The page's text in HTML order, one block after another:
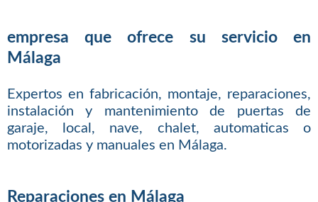
empresa que ofrece su servicio en
Málaga
Expertos en fabricación, montaje, reparaciones,
instalación y mantenimiento de puertas de
garaje, local, nave, chalet, automaticas o
motorizadas y manuales en Málaga.
Reparaciones en Málaga